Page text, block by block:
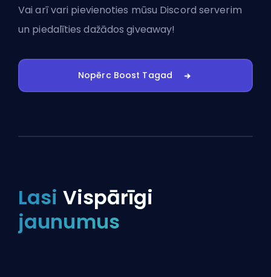
Vai arī vari pievienoties mūsu Discord serverim
un piedalīties dažādos giveaway!
Nopērc Boost Tagad
Lasi Vispārīgi
jaunumus